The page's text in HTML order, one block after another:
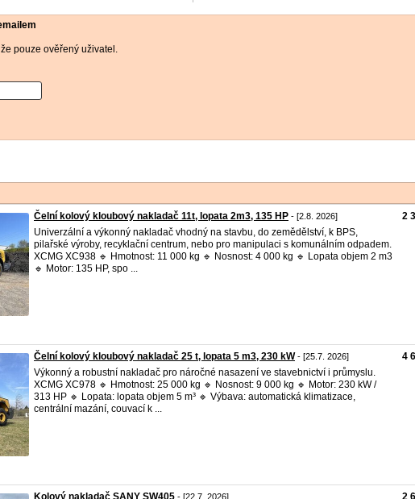
pouze ověřený uživatel.
Čelní kolový kloubový nakladač 11t, lopata 2m3, 135 HP - [2.8. 2026]
Univerzální a výkonný nakladač vhodný na stavbu, do zemědělství, k BPS,
pilařské výroby, recyklační centrum, nebo pro manipulaci s komunálním odpadem.
XCMG XC938 🔹 Hmotnost: 11 000 kg 🔹 Nosnost: 4 000 kg 🔹 Lopata objem 2 m3
🔹 Motor: 135 HP, spo ...
2
Čelní kolový kloubový nakladač 25 t, lopata 5 m3, 230 kW- [25.7. 2026]
Výkonný a robustní nakladač pro náročné nasazení ve stavebnictví i průmyslu.
XCMG XC978 🔹 Hmotnost: 25 000 kg 🔹 Nosnost: 9 000 kg 🔹 Motor: 230 kW /
313 HP 🔹 Lopata: lopata objem 5 m³ 🔹 Výbava: automatická klimatizace,
centrální mazání, couvací k ...
4
Kolový nakladač SANY SW405 - [22.7. 2026] 2